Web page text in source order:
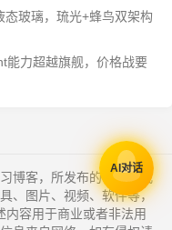
玻璃，琉光+蜂鸟双架构
能力超越旗舰，价格战要
博客，所发布的一切形式
、图片、视频、软件等，
容用于商业或者非法用
AI对话